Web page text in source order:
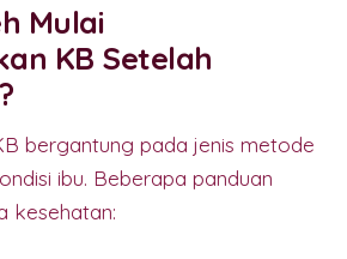
Mulai
KB Setelah
bergantung pada jenis metode
ibu. Beberapa panduan
kesehatan: